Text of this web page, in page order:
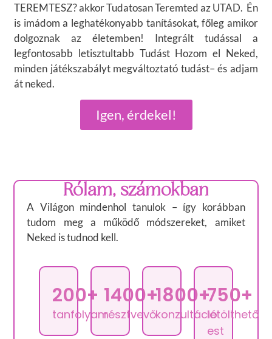
Igen, érdekel!
TEREMTESZ? akkor Tudatosan Teremted az UTAD. Én
is imádom a leghatékonyabb tanításokat, főleg amikor
dolgoznak az életemben! Integrált tudással a
legfontosabb letisztultabb Tudást Hozom el Neked,
minden játékszabályt megváltoztató tudást– és adjam
át neked.
Rólam, számokban
A Világon mindenhol tanulok – így korábban
tudom meg a működő módszereket, amiket
Neked is tudnod kell.
200+
tanfolyam
1400+
résztvevő
1800+
konzultáció
750+
letölthető
est